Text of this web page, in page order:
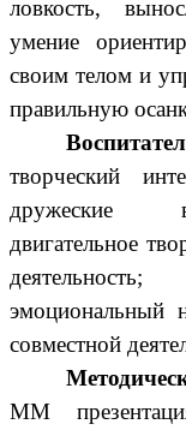
ловкость,
умение
своим телом и
правильную
творческий
дружеские
двигательное
эмоциональный
совместной
ММ